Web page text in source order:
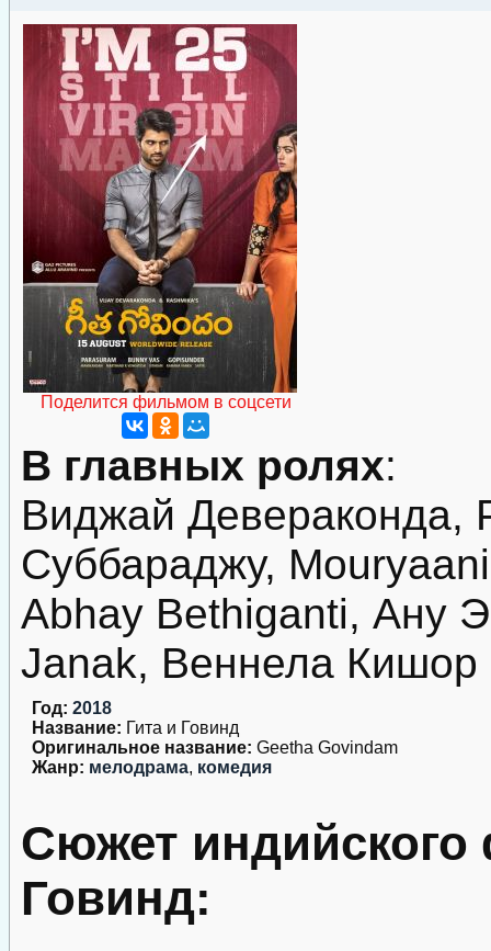
Поделится фильмом в соцсети
В главных ролях:
Виджай
Суббараджу,
Abhay Bethiganti, Ану
Janak, Веннела Кишор
Год: 2018
Название: Гита и Говинд
Оригинальное название: Geetha Govindam
Жанр: мелодрама, комедия
Сюжет
Говинд: